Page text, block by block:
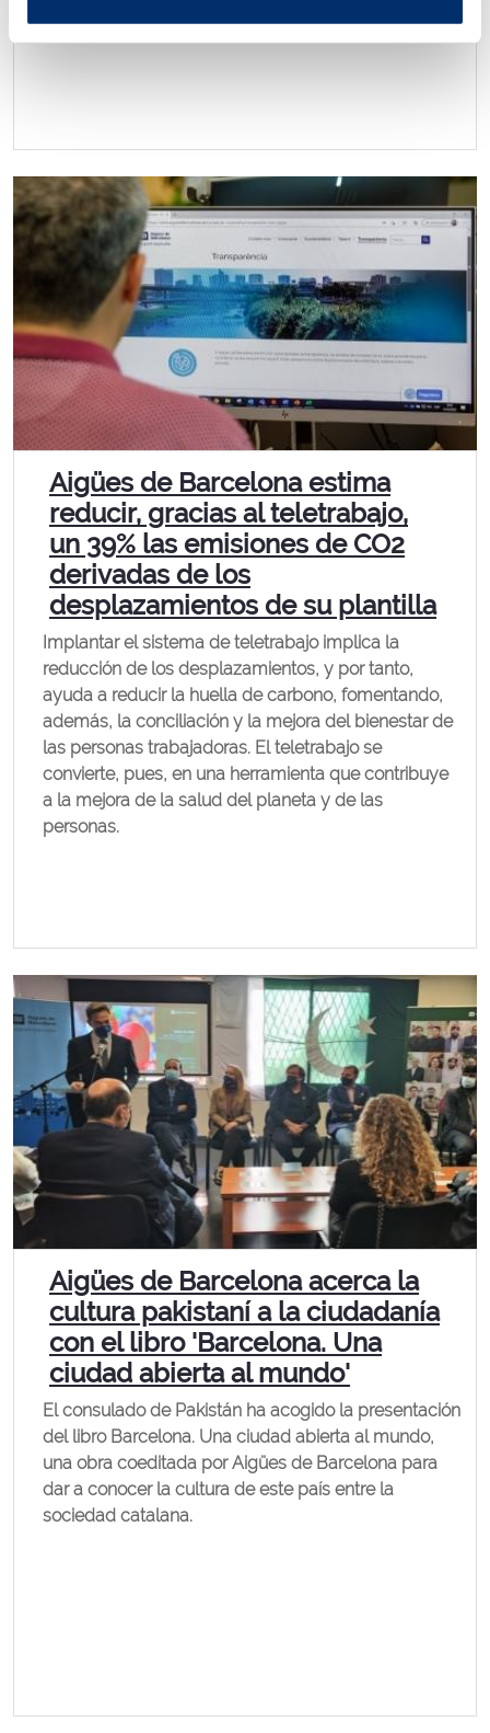
Aigües de Barcelona estima
reducir, gracias al teletrabajo,
un 39% las emisiones de CO2
derivadas de los
desplazamientos de su plantilla
Implantar el sistema de teletrabajo implica la
reducción de los desplazamientos, y por tanto,
ayuda a reducir la huella de carbono, fomentando,
además, la conciliación y la mejora del bienestar de
las personas trabajadoras. El teletrabajo se
convierte, pues, en una herramienta que contribuye
a la mejora de la salud del planeta y de las
personas.
Aigües de Barcelona acerca la
cultura pakistaní a la ciudadanía
con el libro 'Barcelona. Una
ciudad abierta al mundo'
El consulado de Pakistán ha acogido la presentación
del libro Barcelona. Una ciudad abierta al mundo,
una obra coeditada por Aigües de Barcelona para
dar a conocer la cultura de este país entre la
sociedad catalana.